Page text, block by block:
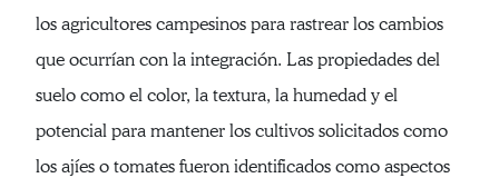
los agricultores campesinos para rastrear los cambios
que ocurrían con la integración. Las propiedades del
suelo como el color, la textura, la humedad y el
potencial para mantener los cultivos solicitados como
los ajíes o tomates fueron identificados como aspectos